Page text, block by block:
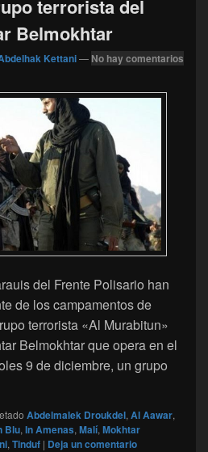
terrorista del
Belmokhtar
Kettani— No hay comentarios
del Frente Polisario han
de los campamentos de
terrorista «Al Murabitun»
Belmokhtar que opera en el
9 de diciembre, un grupo
del Frente Polisario se
Abdelmalek Droukdel, Al Aawar,
Blu, In Amenas, Malí, Mokhtar
, Tinduf | Deja un comentario